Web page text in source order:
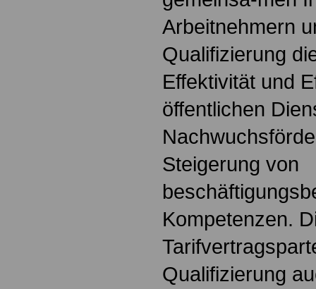
Arbeitnehmern
Qualifizierung
Effektivität und
öffentlichen
Steigerung von
Kompetenzen.
Qualifizierung